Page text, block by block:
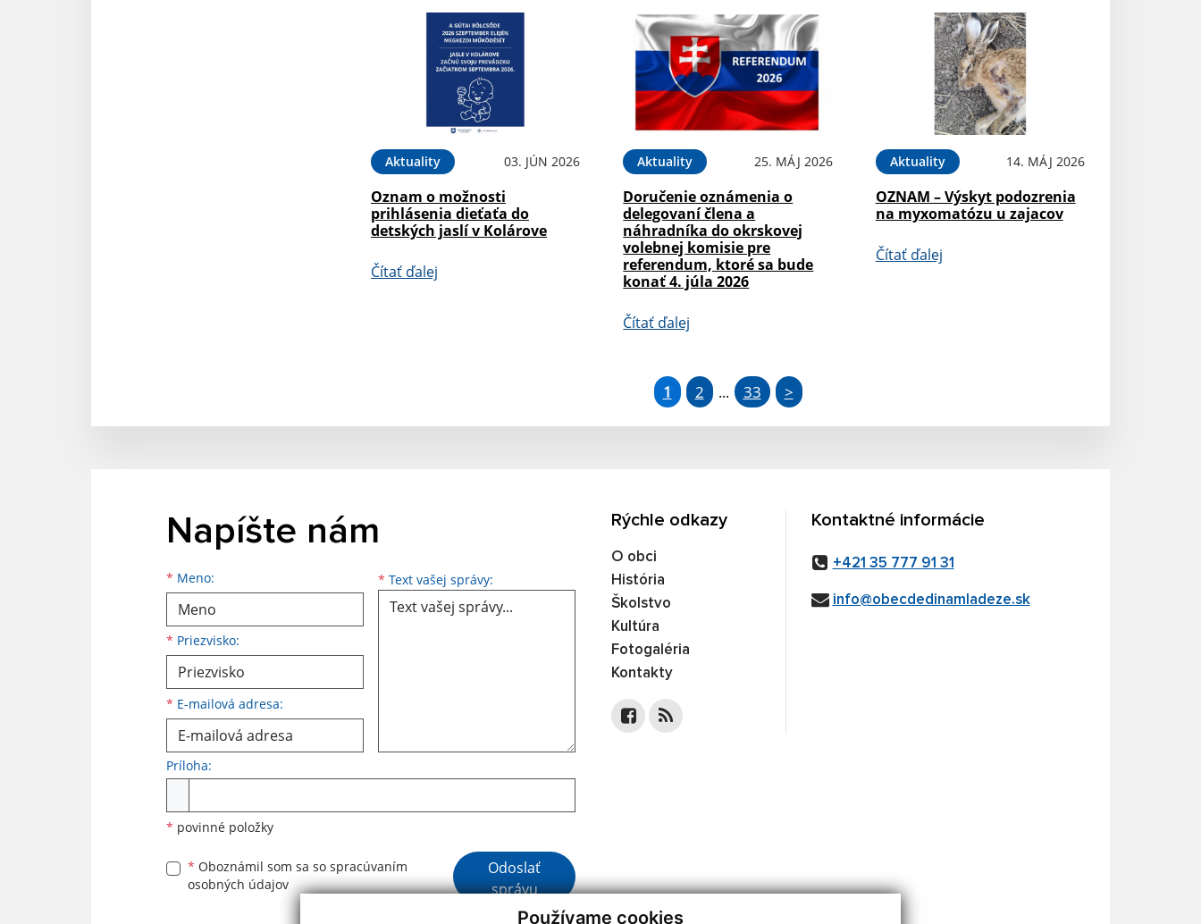
Používame cookies
Aktuality 03. JÚN 2026
Oznam o možnosti
prihlásenia dieťaťa do
detských jaslí v Kolárove
Čítať ďalej
Aktuality 25. MÁJ 2026
Doručenie oznámenia o
delegovaní člena a
náhradníka do okrskovej
volebnej komisie pre
referendum, ktoré sa bude
konať 4. júla 2026
Čítať ďalej
Aktuality 14. MÁJ 2026
OZNAM – Výskyt podozrenia
na myxomatózu u zajacov
Čítať ďalej
1 2 ... 33 >
Napíšte nám
* Meno:
Meno
* Priezvisko:
Priezvisko
* E-mailová adresa:
E-mailová adresa * Text vašej správy: Text vašej správy...
Príloha:
* povinné položky
* Oboznámil som sa so spracúvaním
osobných údajov
Google reCaptcha Response
Odoslať
správu
Rýchle odkazy
O obci
História
Školstvo
Kultúra
Fotogaléria
Kontakty
Kontaktné informácie
+421 35 777 91 31
info@obecdedinamladeze.sk